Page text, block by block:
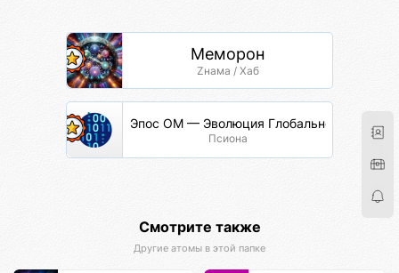
Меморон
Zнама / Хаб
Эпос ОМ — Эволюция Глобальной Сети
Псиона
Смотрите также
Другие атомы в этой папке